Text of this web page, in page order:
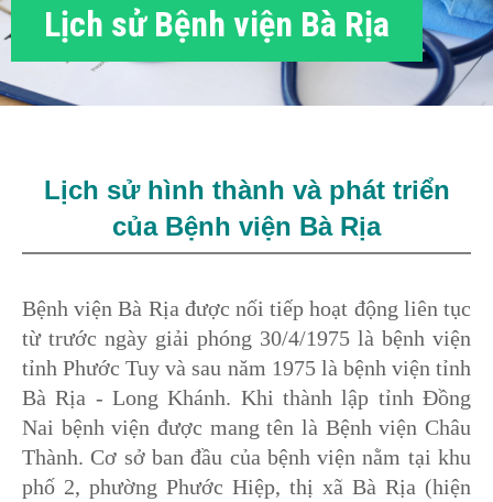
Lịch sử Bệnh viện Bà Rịa
Lịch sử hình thành và phát triển
của Bệnh viện Bà Rịa
Bệnh viện Bà Rịa được nối tiếp hoạt động liên tục
từ trước ngày giải phóng 30/4/1975 là bệnh viện
tỉnh Phước Tuy và sau năm 1975 là bệnh viện tỉnh
Bà Rịa - Long Khánh. Khi thành lập tỉnh Đồng
Nai bệnh viện được mang tên là Bệnh viện Châu
Thành. Cơ sở ban đầu của bệnh viện nằm tại khu
phố 2, phường Phước Hiệp, thị xã Bà Rịa (hiện